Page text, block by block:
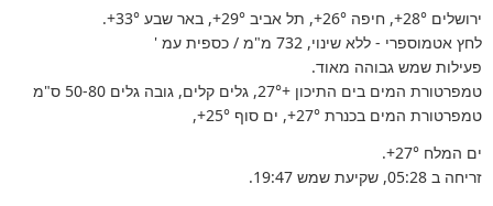
ירושלים +28°, חיפה +26°, תל אביב +29°, באר שבע +33°
.
לחץ אטמוספרי - ללא שינוי, 732 מ"מ / כספית עמ '
פעילות שמש גבוהה מאוד.
טמפרטורת המים בים התיכון +27°
, גלים קלים, גובה גלים 50-80 ס"מ
טמפרטורת המים בכנרת +27°, ים סוף +25°
,
ים המלח +27°
.
זריחה ב 05:28, שקיעת שמש 19:47.